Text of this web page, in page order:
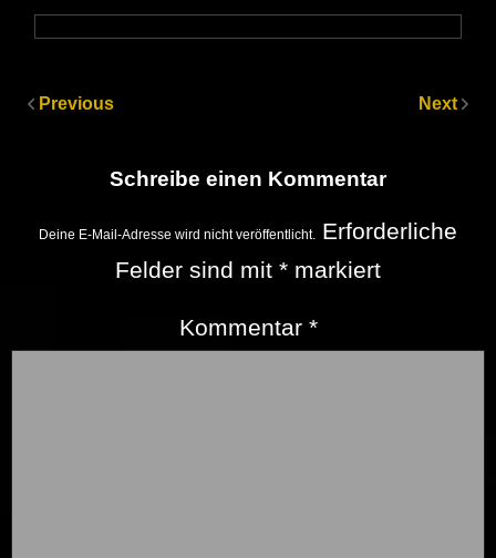
Previous Next
Schreibe einen Kommentar
Deine E-Mail-Adresse wird nicht veröffentlicht.
Erforderliche
Felder sind mit * markiert
Kommentar *